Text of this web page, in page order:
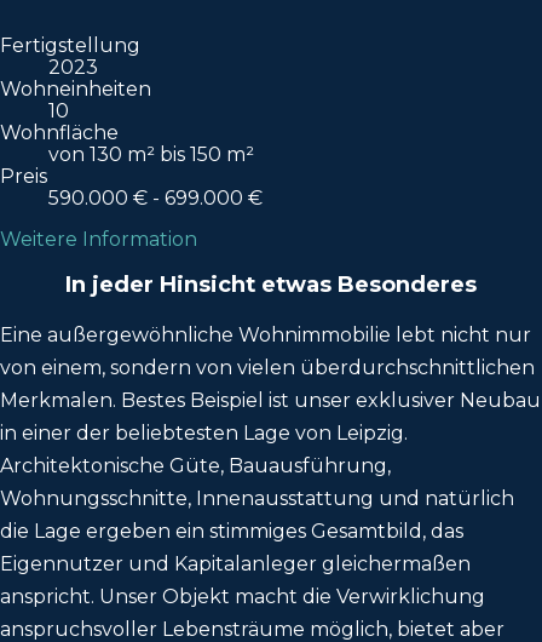
Fertigstellung
2023
Wohneinheiten
10
Wohnfläche
von 130 m² bis 150 m²
Preis
590.000 € - 699.000 €
Weitere Information
In jeder Hinsicht etwas Besonderes
Eine außergewöhnliche Wohnimmobilie lebt nicht nur
von einem, sondern von vielen überdurchschnittlichen
Merkmalen. Bestes Beispiel ist unser exklusiver Neubau
in einer der beliebtesten Lage von Leipzig.
Architektonische Güte, Bauausführung,
Wohnungsschnitte, Innenausstattung und natürlich
die Lage ergeben ein stimmiges Gesamtbild, das
Eigennutzer und Kapitalanleger gleichermaßen
anspricht. Unser Objekt macht die Verwirklichung
anspruchsvoller Lebensträume möglich, bietet aber